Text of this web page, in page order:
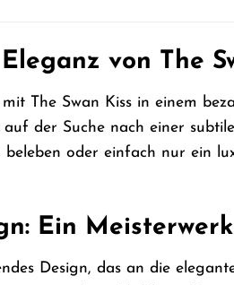
von The
The Swan Kiss in einem
der Suche nach einer
oder einfach nur ein
Ein
Design, das an die